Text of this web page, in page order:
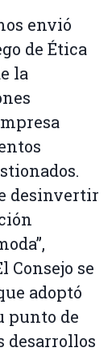
envió
de Ética
la
desinvertir
Consejo se
adoptó
punto de
desarrollos